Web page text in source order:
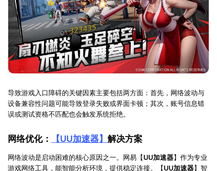
导致游戏入口障碍的关键因素主要包括两方面：首先，网络波动与
设备兼容性问题可能导致登录失败或界面卡顿；其次，账号信息错
误或测试资格不匹配也会触发系统拒绝。
网络优化： 【UU加速器】 解决方案
网络波动是启动困难的核心原因之一。网易【UU加速器】作为专业
游戏网络工具，能智能分析环境，提供稳定连接。【UU加速器】智